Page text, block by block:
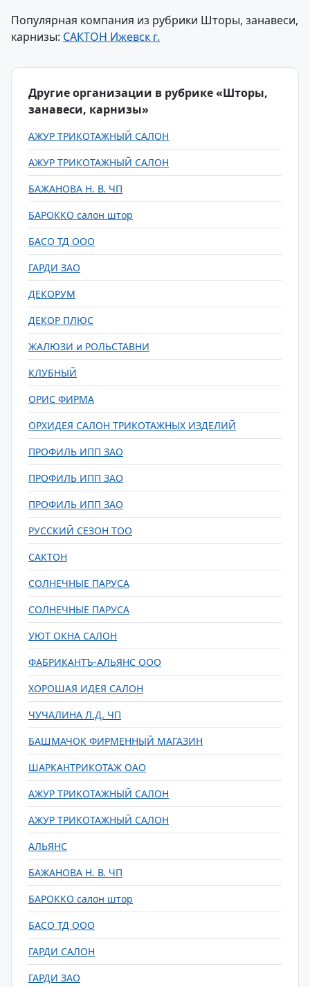
Популярная компания из рубрики Шторы, занавеси,
карнизы: САКТОН Ижевск г.
Другие организации в рубрике «Шторы,
занавеси, карнизы»
АЖУР ТРИКОТАЖНЫЙ САЛОН
АЖУР ТРИКОТАЖНЫЙ САЛОН
БАЖАНОВА Н. В. ЧП
БАРОККО салон штор
БАСО ТД ООО
ГАРДИ ЗАО
ДЕКОРУМ
ДЕКОР ПЛЮС
ЖАЛЮЗИ и РОЛЬСТАВНИ
КЛУБНЫЙ
ОРИС ФИРМА
ОРХИДЕЯ САЛОН ТРИКОТАЖНЫХ ИЗДЕЛИЙ
ПРОФИЛЬ ИПП ЗАО
ПРОФИЛЬ ИПП ЗАО
ПРОФИЛЬ ИПП ЗАО
РУССКИЙ СЕЗОН ТОО
САКТОН
СОЛНЕЧНЫЕ ПАРУСА
СОЛНЕЧНЫЕ ПАРУСА
УЮТ ОКНА САЛОН
ФАБРИКАНТЪ-АЛЬЯНС ООО
ХОРОШАЯ ИДЕЯ САЛОН
ЧУЧАЛИНА Л.Д. ЧП
БАШМАЧОК ФИРМЕННЫЙ МАГАЗИН
ШАРКАНТРИКОТАЖ ОАО
АЖУР ТРИКОТАЖНЫЙ САЛОН
АЖУР ТРИКОТАЖНЫЙ САЛОН
АЛЬЯНС
БАЖАНОВА Н. В. ЧП
БАРОККО салон штор
БАСО ТД ООО
ГАРДИ САЛОН
ГАРДИ ЗАО